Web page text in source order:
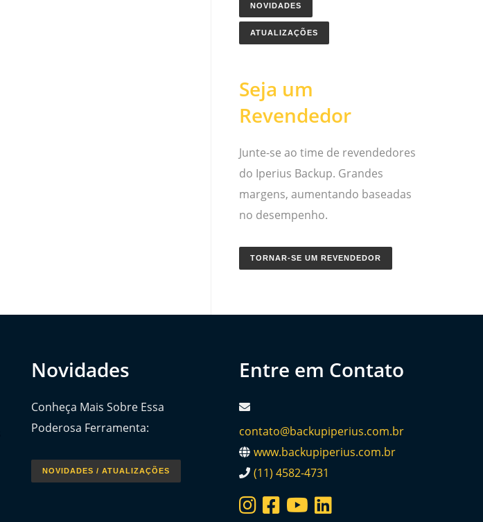
NOVIDADES
ATUALIZAÇÕES
Seja um
Revendedor
Junte-se ao time de revendedores
do Iperius Backup. Grandes
margens, aumentando baseadas
no desempenho.
TORNAR-SE UM REVENDEDOR
Novidades
Conheça Mais Sobre Essa
Poderosa Ferramenta:
NOVIDADES / ATUALIZAÇÕES
Entre em Contato
contato@backupiperius.com.br
www.backupiperius.com.br
(11) 4582-4731